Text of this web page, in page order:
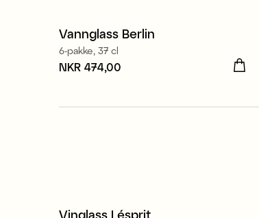
Vannglass Berlin
6-pakke, 37 cl
Pris :NKR 474,00
NKR 474,00
Vinglass Lésprit